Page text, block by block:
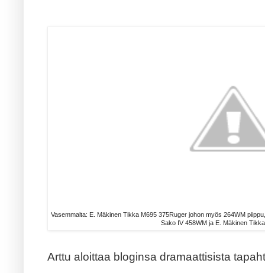
Vasemmalta: E. Mäkinen Tikka M695 375Ruger johon myös 264WM
Sako IV 458WM ja E. Mäkinen
Arttu aloittaa bloginsa dramaattisista